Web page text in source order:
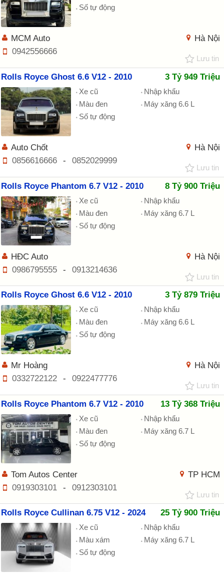
Số tự động
Hà Nội
MCM Auto
0942556666
Lưu tin
Rolls Royce Ghost 6.6 V12 - 2010 3 Tỷ 949 Triệu
Xe cũ
Nhập khẩu
Màu đen
Máy xăng 6.6 L
Số tự động
Hà Nội
Auto Chốt
0856616666
- 0852029999
Lưu tin
Rolls Royce Phantom 6.7 V12 - 2010 8 Tỷ 900 Triệu
Xe cũ
Nhập khẩu
Màu đen
Máy xăng 6.7 L
Số tự động
Hà Nội
HĐC Auto
0986795555
- 0913214636
Lưu tin
Rolls Royce Ghost 6.6 V12 - 2010 3 Tỷ 879 Triệu
Xe cũ
Nhập khẩu
Màu đen
Máy xăng 6.6 L
Số tự động
Hà Nội
Mr Hoàng
0332722122
- 0922477776
Lưu tin
Rolls Royce Phantom 6.7 V12 - 2010 13 Tỷ 368 Triệu
Xe cũ
Nhập khẩu
Màu đen
Máy xăng 6.7 L
Số tự động
TP HCM
Tom Autos Center
0919303101
- 0912303101
Lưu tin
Rolls Royce Cullinan 6.75 V12 - 2024 25 Tỷ 900 Triệu
Xe cũ
Nhập khẩu
Màu xám
Máy xăng 6.7 L
Số tự động